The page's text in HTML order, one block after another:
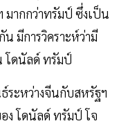
มากกว่าทรัมป์ ซึ่งเป็น
มีการวิคราะห์ว่ามี
โดนัลด์ ทรัมป์
ระหว่างจีนกับสหรัฐฯ
ง โดนัลด์ ทรัมป์ โจ